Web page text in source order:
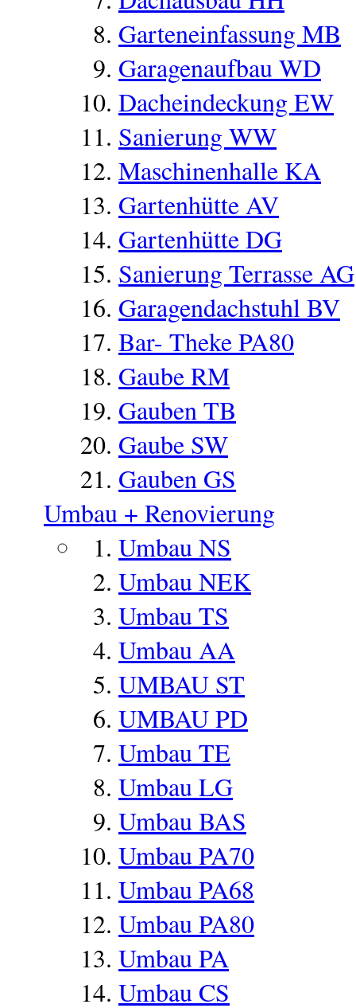
Garteneinfassung MB
Garagenaufbau WD
Dacheindeckung EW
Sanierung WW
Maschinenhalle KA
Gartenhütte AV
Gartenhütte DG
Sanierung Terrasse AG
Garagendachstuhl BV
Bar- Theke PA80
Gaube RM
Gauben TB
Gaube SW
Gauben GS
Umbau + Renovierung
Umbau NS
Umbau NEK
Umbau TS
Umbau AA
UMBAU ST
UMBAU PD
Umbau TE
Umbau LG
Umbau BAS
Umbau PA70
Umbau PA68
Umbau PA80
Umbau PA
Umbau CS